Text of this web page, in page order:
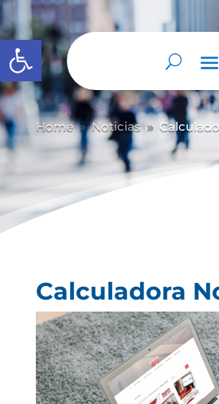
Abrir barra de herramientas
Home 9 Noticias 9
Calculadora